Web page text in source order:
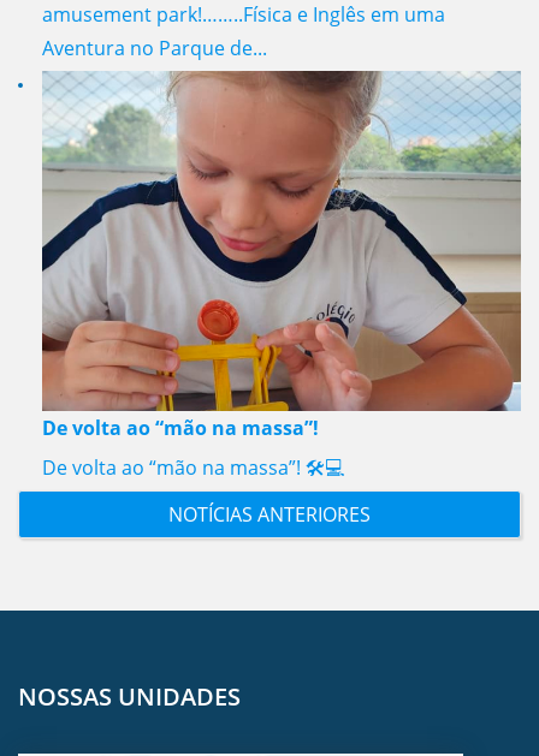
amusement park!……..Física e Inglês em uma
Aventura no Parque de...
De volta ao “mão na massa”!
De volta ao “mão na massa”! 🛠️💻
NOTÍCIAS ANTERIORES
NOSSAS UNIDADES